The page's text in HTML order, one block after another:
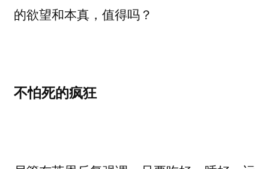
的欲望和本真，值得吗？
不怕死的疯狂